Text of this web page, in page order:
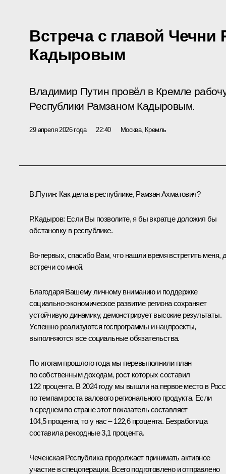
Встреча с главой Чечни
Кадыровым
Владимир Путин провёл в Кремле
Республики Рамзаном Кадыровым.
29 апреля 2026 года 22:40 Москва, Кремль
В.Путин: Как дела в республике, Рамзан Ахматович?
Р.Кадыров: Если Вы позволите, я бы вкратце доложил бы
обстановку в республике.
Во-первых, спасибо Вам, что нашли время встретить меня,
встречи со мной.
Благодаря Вашему личному вниманию и поддержке
социально-экономическое развитие региона сохраняет
устойчивую динамику, демонстрирует высокие результаты.
Успешно реализуются госпрограммы и нацпроекты,
выполняются все социальные обязательства.
По итогам прошлого года мы перевыполнили план
по собственным доходам, рост которых составил
122 процента. В 2024 году мы вышли на первое место в
по темпам роста валового регионального продукта. Если
в среднем по стране этот показатель составляет
104,5 процента, то у нас – 122,6 процента. Безработица
составила рекордные 3,1 процента.
Чеченская Республика продолжает принимать активное
участие в спецоперации. Всего подготовлено и отправлено